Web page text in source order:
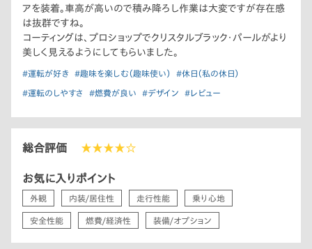
アを装着。車高が高いので積み降ろし作業は大変ですが存在感
は抜群ですね。
コーティングは、プロショップでクリスタルブラック・パールがより
美しく見えるようにしてもらいました。
#運転が好き #趣味を楽しむ（趣味使い） #休日（私の休日）
#運転のしやすさ #燃費が良い #デザイン #レビュー
総合評価 ★★★★☆
お気に入りポイント
外観 内装/居住性 走行性能 乗り心地
安全性能 燃費/経済性 装備/オプション